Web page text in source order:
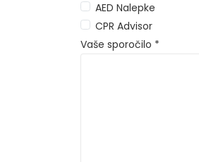
AED Nalepke
CPR Advisor
Vaše sporočilo *